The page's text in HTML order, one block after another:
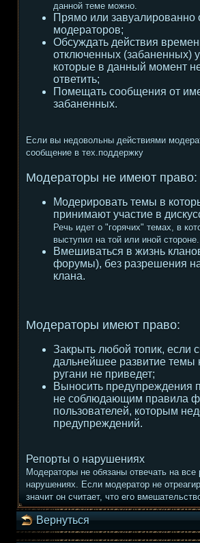
данной теме можно.
Прямо или завуалированно
модераторов;
Обсуждать действия
отключенных (забаненных)
которые в данный момент
ответить;
Помещать сообщения от
забаненных.
Если вы недовольны действиями
сообщение в тех.поддержку
Модераторы не имеют право:
Модерировать темы в
принимают участие в
Речь идет о "горячих" темах, в
выступил на той или иной стороне.
Вмешиваться в жизнь
форумы), без разрешения
клана.
Модераторы имеют право:
Закрыть любой топик, если
дальнейшее развитие темы
ругани не приведет;
Выносить предупреждения
не соблюдающим правила
пользователей, которым
предупреждений.
Репорты о нарушениях
Модераторы не обязаны отвечать на все
нарушениях. Если модератор не
значит он считает, что его
Вернуться